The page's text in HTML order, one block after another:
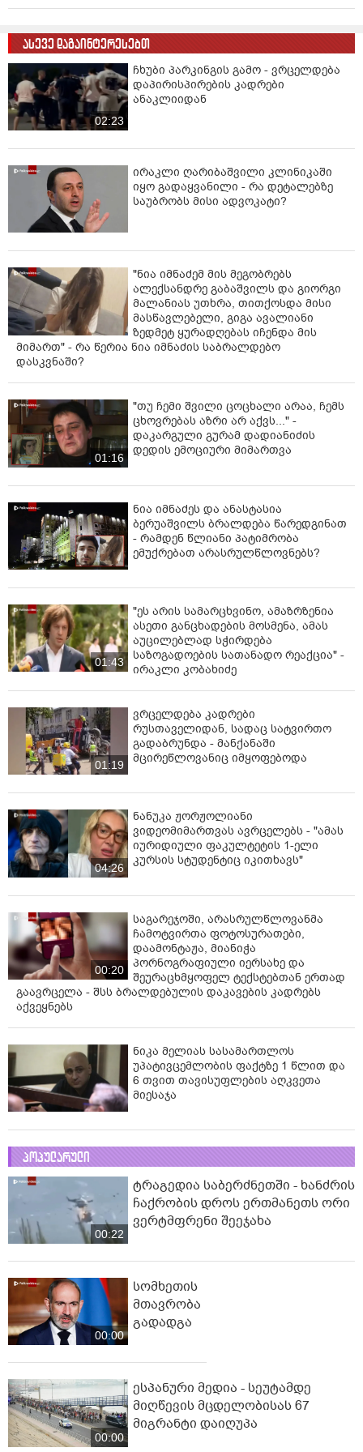
ზობ­ლებ­თან ერ­თად იმ სკო­ლის დი­რექ­ტო­რიც ადას­ტუ­
რებს, სა­დაც ეს კაცი ადრე სწავ­ლობ­და.განაგრძეთ
კითხვა
ასევე დაგაინტერესებთ
02:23
ჩხუბი პარკინგის გამო - ვრცელდება
დაპირისპირების კადრები
ანაკლიიდან
ირაკლი ღარიბაშვილი კლინიკაში
იყო გადაყვანილი - რა დეტალებზე
საუბრობს მისი ადვოკატი?
"ნია იმნაძემ მის მეგობრებს
ალექსანდრე გაბაშვილს და გიორგი
მალანიას უთხრა, თითქოსდა მისი
მასწავლებელი, გიგა ავალიანი
ზედმეტ ყურადღებას იჩენდა მის
მიმართ" - რა წერია ნია იმნაძის საბრალდებო
დასკვნაში?
01:16
"თუ ჩემი შვილი ცოცხალი არაა, ჩემს
ცხოვრებას აზრი არ აქვს..." -
დაკარგული გურამ დადიანიძის
დედის ემოციური მიმართვა
ნია იმნაძეს და ანასტასია
ბერუაშვილს ბრალდება წარედგინათ
- რამდენ წლიანი პატიმრობა
ემუქრებათ არასრულწლოვნებს?
01:43
"ეს არის სამარცხვინო, ამაზრზენია
ასეთი განცხადების მოსმენა, ამას
აუცილებლად სჭირდება
საზოგადოების სათანადო რეაქცია" -
ირაკლი კობახიძე
01:19
ვრცელდება კადრები
რუსთაველიდან, სადაც სატვირთო
გადაბრუნდა - მანქანაში
მცირეწლოვანიც იმყოფებოდა
04:26
ნანუკა ჟორჟოლიანი
ვიდეომიმართვას ავრცელებს - "ამას
იურიდიული ფაკულტეტის 1-ელი
კურსის სტუდენტიც იკითხავს"
00:20
საგარეჯოში, არასრულწლოვანმა
ჩამოტვირთა ფოტოსურათები,
დაამონტაჟა, მიანიჭა
პორნოგრაფიული იერსახე და
შეურაცხმყოფელ ტექსტებთან ერთად
გაავრცელა - შსს ბრალდებულის დაკავების კადრებს
აქვეყნებს
ნიკა მელიას სასამართლოს
უპატივცემლობის ფაქტზე 1 წლით და
6 თვით თავისუფლების აღკვეთა
მიესაჯა
პოპულარული
00:22
ტრაგედია საბერძნეთში - ხანძრის
ჩაქრობის დროს ერთმანეთს ორი
ვერტმფრენი შეეჯახა
00:00
სომხეთის
მთავრობა
გადადგა
00:00
ესპანური მედია - სეუტამდე
მიღწევის მცდელობისას 67
მიგრანტი დაიღუპა